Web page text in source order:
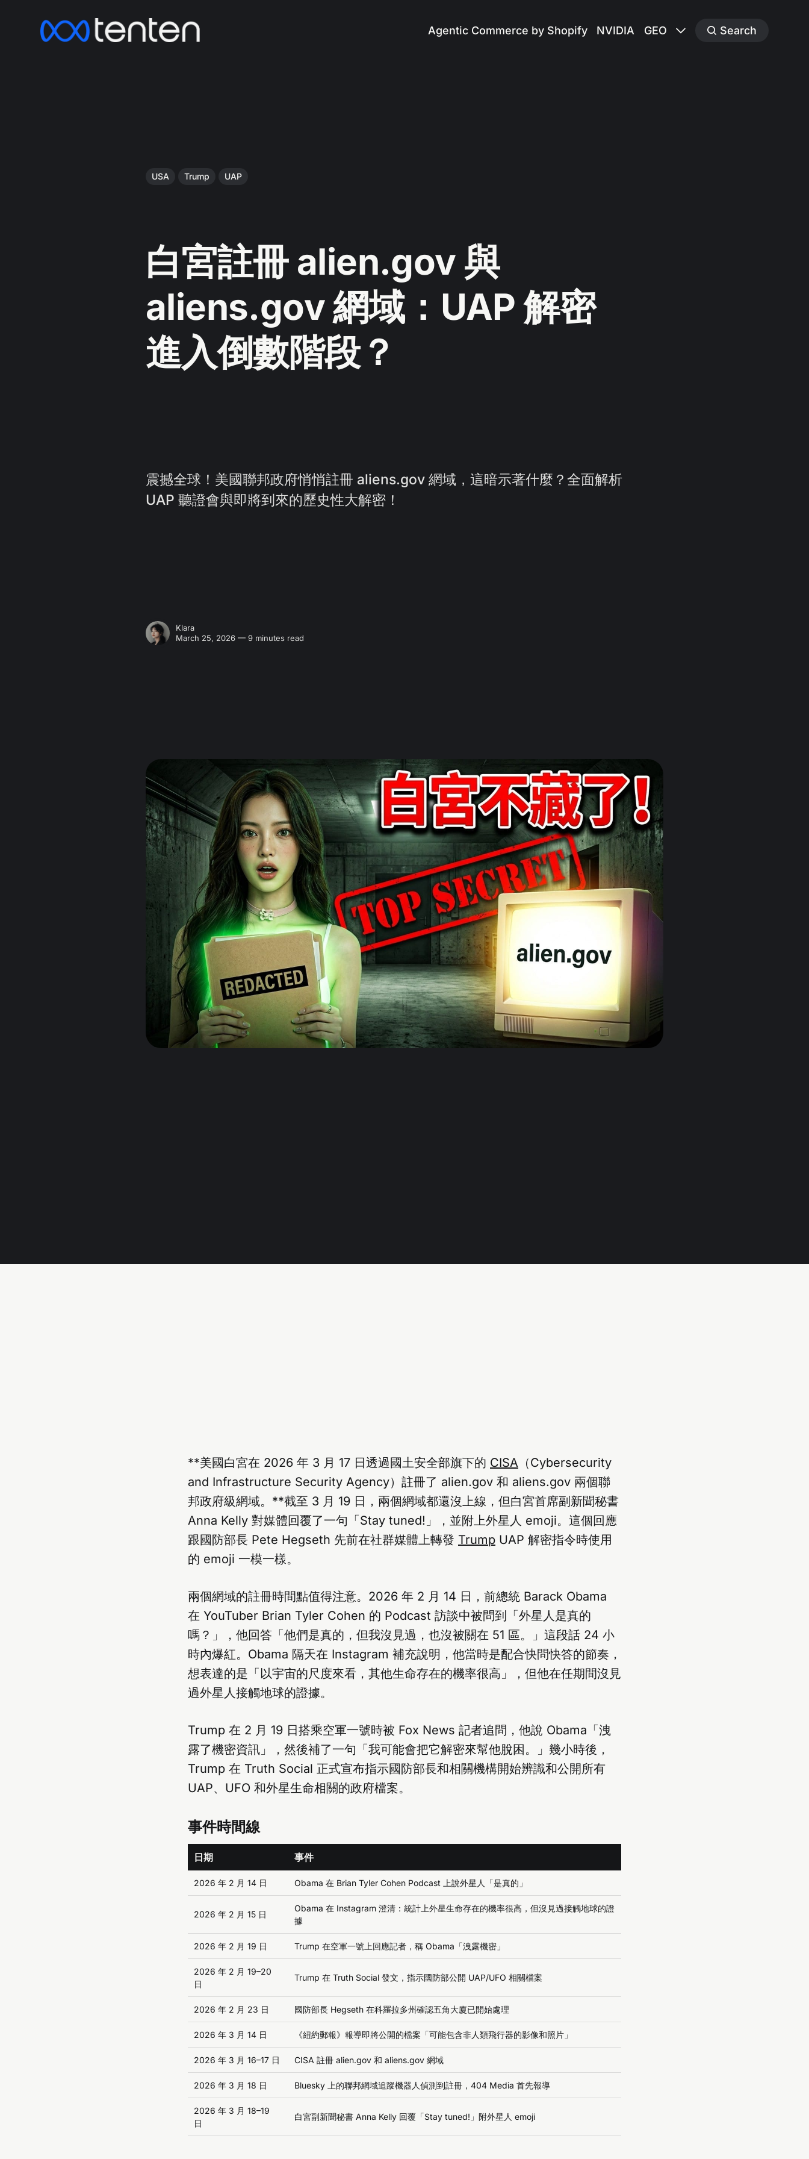
Agentic Commerce by Shopify NVIDIA GEO Search
USA Trump UAP
白宮註冊 alien.gov 與
aliens.gov 網域：UAP 解密
進入倒數階段？
震撼全球！美國聯邦政府悄悄註冊 aliens.gov 網域，這暗示著什麼？全面解析
UAP 聽證會與即將到來的歷史性大解密！
Klara
March 25, 2026 — 9 minutes read
**美國白宮在 2026 年 3 月 17 日透過國土安全部旗下的 CISA （Cybersecurity
and Infrastructure Security Agency）註冊了 alien.gov 和 aliens.gov 兩個聯
邦政府級網域。**截至 3 月 19 日，兩個網域都還沒上線，但白宮首席副新聞秘書
Anna Kelly 對媒體回覆了一句「Stay tuned!」，並附上外星人 emoji。這個回應
跟國防部長 Pete Hegseth 先前在社群媒體上轉發 Trump UAP 解密指令時使用
的 emoji 一模一樣。
兩個網域的註冊時間點值得注意。2026 年 2 月 14 日，前總統 Barack Obama
在 YouTuber Brian Tyler Cohen 的 Podcast 訪談中被問到「外星人是真的
嗎？」，他回答「他們是真的，但我沒見過，也沒被關在 51 區。」這段話 24 小
時內爆紅。Obama 隔天在 Instagram 補充說明，他當時是配合快問快答的節奏，
想表達的是「以宇宙的尺度來看，其他生命存在的機率很高」，但他在任期間沒見
過外星人接觸地球的證據。
Trump 在 2 月 19 日搭乘空軍一號時被 Fox News 記者追問，他說 Obama「洩
露了機密資訊」，然後補了一句「我可能會把它解密來幫他脫困。」幾小時後，
Trump 在 Truth Social 正式宣布指示國防部長和相關機構開始辨識和公開所有
UAP、UFO 和外星生命相關的政府檔案。
事件時間線
日期 事件
2026 年 2 月 14 日 Obama 在 Brian Tyler Cohen Podcast 上說外星人「是真的」
2026 年 2 月 15 日
Obama 在 Instagram 澄清：統計上外星生命存在的機率很高，但沒見過接觸地球的證
據
2026 年 2 月 19 日 Trump 在空軍一號上回應記者，稱 Obama「洩露機密」
2026 年 2 月 19–20
日
Trump 在 Truth Social 發文，指示國防部公開 UAP/UFO 相關檔案
2026 年 2 月 23 日 國防部長 Hegseth 在科羅拉多州確認五角大廈已開始處理
2026 年 3 月 14 日 《紐約郵報》報導即將公開的檔案「可能包含非人類飛行器的影像和照片」
2026 年 3 月 16–17 日 CISA 註冊 alien.gov 和 aliens.gov 網域
2026 年 3 月 18 日 Bluesky 上的聯邦網域追蹤機器人偵測到註冊，404 Media 首先報導
2026 年 3 月 18–19
日
白宮副新聞秘書 Anna Kelly 回覆「Stay tuned!」附外星人 emoji